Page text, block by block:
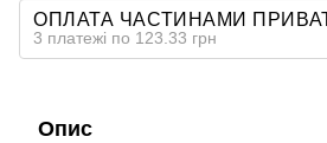
ОПЛАТА ЧАСТИНАМИ
3 платежі по 123.33 грн
Опис